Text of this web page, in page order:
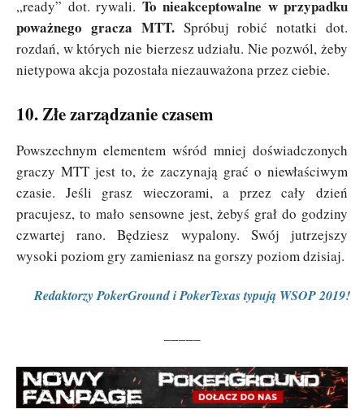
„ready” dot. rywali. To nieakceptowalne w przypadku
poważnego gracza MTT.Spróbuj robić notatki dot.
rozdań, w których nie bierzesz udziału. Nie pozwól, żeby
nietypowa akcja pozostała niezauważona przez ciebie.
10. Złe zarządzanie czasem
Powszechnym elementem wśród mniej doświadczonych
graczy MTT jest to, że zaczynają grać o niewłaściwym
czasie. Jeśli grasz wieczorami, a przez cały dzień
pracujesz, to mało sensowne jest, żebyś grał do godziny
czwartej rano. Będziesz wypalony. Swój jutrzejszy
wysoki poziom gry zamieniasz na gorszy poziom dzisiaj.
Redaktorzy PokerGround i PokerTexas typują WSOP 2019!